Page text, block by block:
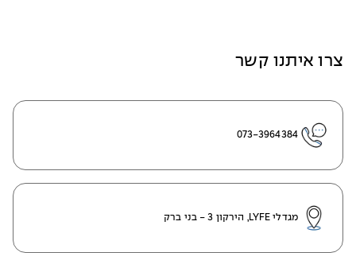
צרו איתנו קשר
073-3964384
מגדלי LYFE, הירקון 3 - בני ברק